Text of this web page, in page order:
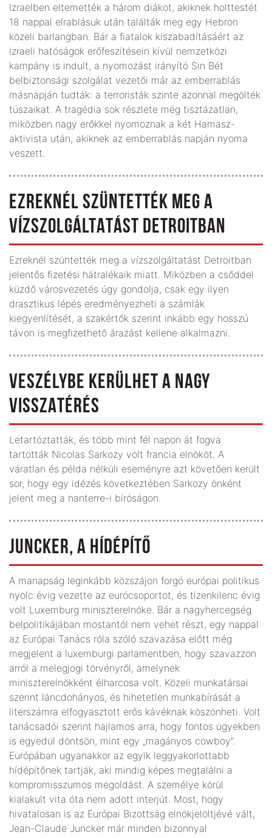
Izraelben eltemették a három diákot, akiknek holttestét
18 nappal elrablásuk után találták meg egy Hebron
közeli barlangban. Bár a fiatalok kiszabadításáért az
izraeli hatóságok erőfeszítésein kívül nemzetközi
kampány is indult, a nyomozást irányító Sin Bét
belbiztonsági szolgálat vezetői már az emberrablás
másnapján tudták: a terroristák szinte azonnal megölték
túszaikat. A tragédia sok részlete még tisztázatlan,
miközben nagy erőkkel nyomoznak a két Hamasz-
aktivista után, akiknek az emberrablás napján nyoma
veszett.
EZREKNÉL SZÜNTETTÉK MEG A
VÍZSZOLGÁLTATÁST DETROITBAN
Ezreknél szüntették meg a vízszolgáltatást Detroitban
jelentős fizetési hátralékaik miatt. Miközben a csőddel
küzdő városvezetés úgy gondolja, csak egy ilyen
drasztikus lépés eredményezheti a számlák
kiegyenlítését, a szakértők szerint inkább egy hosszú
távon is megfizethető árazást kellene alkalmazni.
VESZÉLYBE KERÜLHET A NAGY
VISSZATÉRÉS
Letartóztatták, és több mint fél napon át fogva
tartották Nicolas Sarkozy volt francia elnököt. A
váratlan és példa nélküli eseményre azt követően került
sor, hogy egy idézés következtében Sarkozy önként
jelent meg a nanterre-i bíróságon.
JUNCKER, A HÍDÉPÍTŐ
A manapság leginkább közszájon forgó európai politikus
nyolc évig vezette az eurócsoportot, és tizenkilenc évig
volt Luxemburg miniszterelnöke. Bár a nagyhercegség
belpolitikájában mostantól nem vehet részt, egy nappal
az Európai Tanács róla szóló szavazása előtt még
megjelent a luxemburgi parlamentben, hogy szavazzon
arról a melegjogi törvényről, amelynek
miniszterelnökként élharcosa volt. Közeli munkatársai
szerint láncdohányos, és hihetetlen munkabírását a
literszámra elfogyasztott erős kávéknak köszönheti. Volt
tanácsadói szerint hajlamos arra, hogy fontos ügyekben
is egyedül döntsön, mint egy „magányos cowboy”.
Európában ugyanakkor az egyik leggyakorlottabb
hídépítőnek tartják, aki mindig képes megtalálni a
kompromisszumos megoldást. A személye körül
kialakult vita óta nem adott interjút. Most, hogy
hivatalosan is az Európai Bizottság elnökjelöltjévé vált,
Jean-Claude Juncker már minden bizonnyal